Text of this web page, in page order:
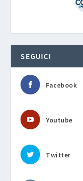
SEGUICI
Facebook
Youtube
Twitter